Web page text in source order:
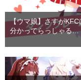
【ウマ娘】さすがKFC
分かってらっしゃる…